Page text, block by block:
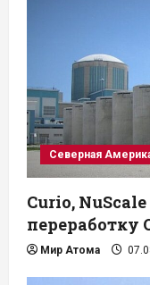
Северная
Curio,
переработку
Мир Атома